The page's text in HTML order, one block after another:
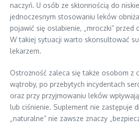
naczyń. U osób ze skłonnością do
jednoczesnym stosowaniu leków
pojawić się osłabienie, „mroczki” przed
W takiej sytuacji warto skonsultować
lekarzem.
Ostrożność zaleca się także osobom z
wątroby, po przebytych incydentach
oraz przy przyjmowaniu leków
lub ciśnienie. Suplement nie zastępuje
„naturalne” nie zawsze znaczy